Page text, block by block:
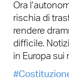
Ora
rischia di
rendere
difficile.
in Europa sui